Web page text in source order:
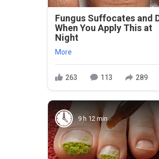
Fungus Suffocates and
When You Apply This at
Night
More
263 113 289
9 h 12 min